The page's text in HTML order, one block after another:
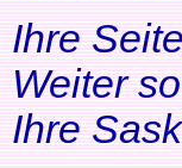
Ihre
Weiter
Ihre